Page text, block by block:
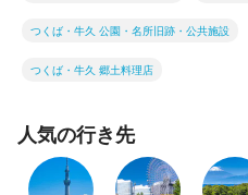
つくば・牛久 公園・名所旧跡・公共施設
つくば・牛久 郷土料理店
人気の行き先